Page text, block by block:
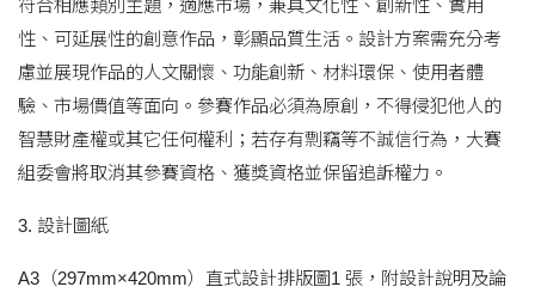
符合相應類別主題，適應市場，兼具文化性、創新性、實用
性、可延展性的創意作品，彰顯品質生活。設計方案需充分考
慮並展現作品的人文關懷、功能創新、材料環保、使用者體
驗、市場價值等面向。參賽作品必須為原創，不得侵犯他人的
智慧財產權或其它任何權利；若存有剽竊等不誠信行為，大賽
組委會將取消其參賽資格、獲獎資格並保留追訴權力。
3. 設計圖紙
A3（297mm×420mm）直式設計排版圖1 張，附設計說明及論